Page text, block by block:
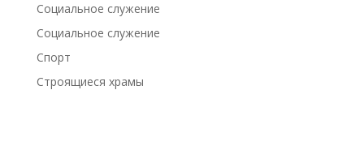
Социальное служение
Социальное служение
Спорт
Строящиеся храмы